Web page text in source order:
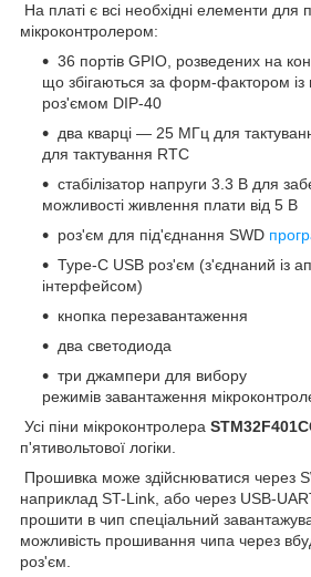
На платі є всі необхідні елементи для
мікроконтролером:
36 портів GPIO, розведених на
що збігаються за форм-фактором із
роз'ємом DIP-40
два кварці — 25 МГц для
для тактування RTC
стабілізатор напруги 3.3 В для
можливості живлення плати від 5 В
роз'єм для під'єднання SWD
Type-C USB роз'єм (з'єднаний із
інтерфейсом)
кнопка перезавантаження
два светодиода
три джампери для вибору
режимів завантаження
Усі піни мікроконтролера
п'ятивольтової логіки.
Прошивка може здійснюватися через
наприклад ST-Link, або через USB-
прошити в чип спеціальний
можливість прошивання чипа через
роз'єм.